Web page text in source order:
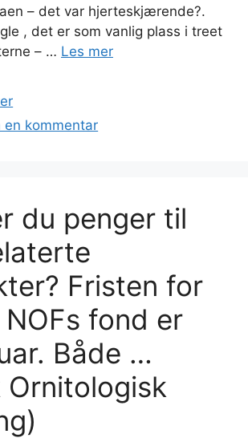
– det var hjerteskjærende?.
, det er som vanlig plass i treet
– … Les mer
en kommentar
du penger til
Fristen for
fond er
Både …
Ornitologisk